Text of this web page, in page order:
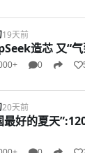
19天前
造芯 又“
0
20天前
最好的夏天